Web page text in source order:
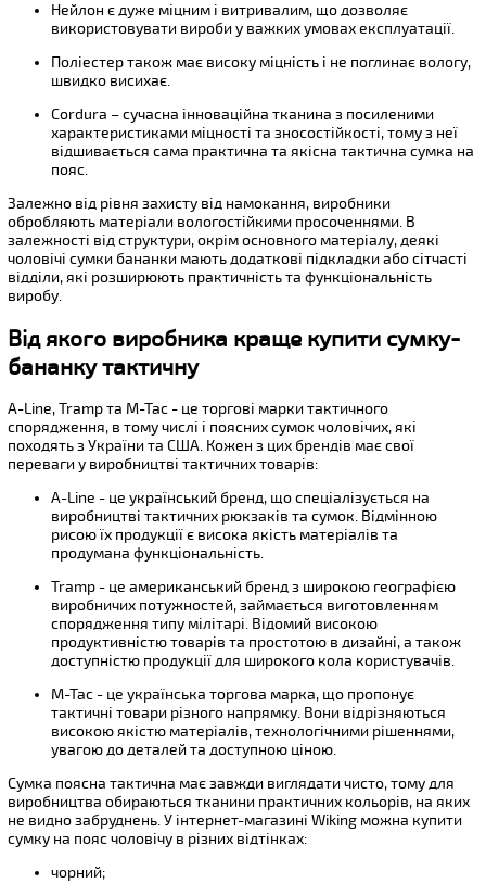
Нейлон є дуже міцним і витривалим, що дозволяє
використовувати вироби у важких умовах експлуатації.
Поліестер також має високу міцність і не поглинає вологу,
швидко висихає.
Cordura – сучасна інноваційна тканина з посиленими
характеристиками міцності та зносостійкості, тому з неї
відшивається сама практична та якісна тактична сумка на
пояс.
Залежно від рівня захисту від намокання, виробники
обробляють матеріали вологостійкими просоченнями. В
залежності від структури, окрім основного матеріалу, деякі
чоловічі сумки бананки мають додаткові підкладки або сітчасті
відділи, які розширюють практичність та функціональність
виробу.
Від якого виробника краще купити сумку-
бананку тактичну
A-Line, Tramp та M-Tac - це торгові марки тактичного
спорядження, в тому числі і поясних сумок чоловічих, які
походять з України та США. Кожен з цих брендів має свої
переваги у виробництві тактичних товарів:
A-Line - це український бренд, що спеціалізується на
виробництві тактичних рюкзаків та сумок. Відмінною
рисою їх продукції є висока якість матеріалів та
продумана функціональність.
Tramp - це американський бренд з широкою географією
виробничих потужностей, займається виготовленням
спорядження типу мілітарі. Відомий високою
продуктивністю товарів та простотою в дизайні, а також
доступністю продукції для широкого кола користувачів.
M-Tac - це українська торгова марка, що пропонує
тактичні товари різного напрямку. Вони відрізняються
високою якістю матеріалів, технологічними рішеннями,
увагою до деталей та доступною ціною.
Сумка поясна тактична має завжди виглядати чисто, тому для
виробництва обираються тканини практичних кольорів, на яких
не видно забруднень. У інтернет-магазині Wiking можна купити
сумку на пояс чоловічу в різних відтінках:
чорний;